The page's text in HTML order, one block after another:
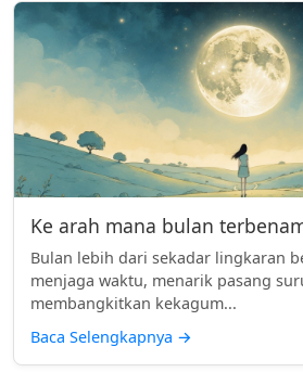
Ke arah mana bulan
Bulan lebih dari sekadar lingkaran
menjaga waktu, menarik pasang
membangkitkan kekagum...
Baca Selengkapnya →